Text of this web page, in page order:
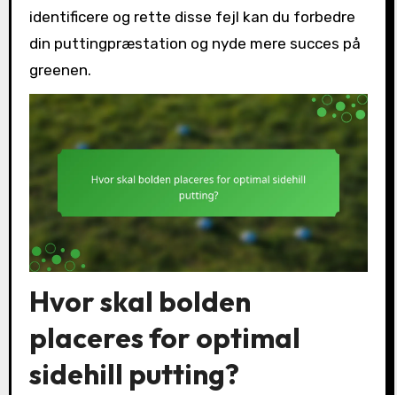
identificere og rette disse fejl kan du forbedre
din puttingpræstation og nyde mere succes på
greenen.
Hvor skal bolden
placeres for optimal
sidehill putting?